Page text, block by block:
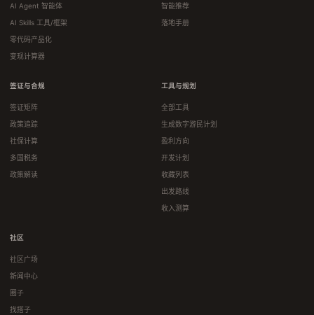
AI Agent 智能体
AI Skills 工具/框架
零代码产品化
变现计算器
智能推荐
落地手册
签证与合规
签证矩阵
政策追踪
社保计算
多国税务
政策解读
工具与规划
全部工具
生成数字游民计划
盈利方向
开发计划
收藏列表
出发路线
收入测算
社区
社区广场
新闻中心
圈子
找搭子